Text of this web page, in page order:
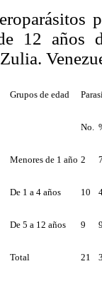
12 años
Grupos de edad
No.
Menores de 1 año 2
De 1 a 4 años 10
De 5 a 12 años 9
Total 21